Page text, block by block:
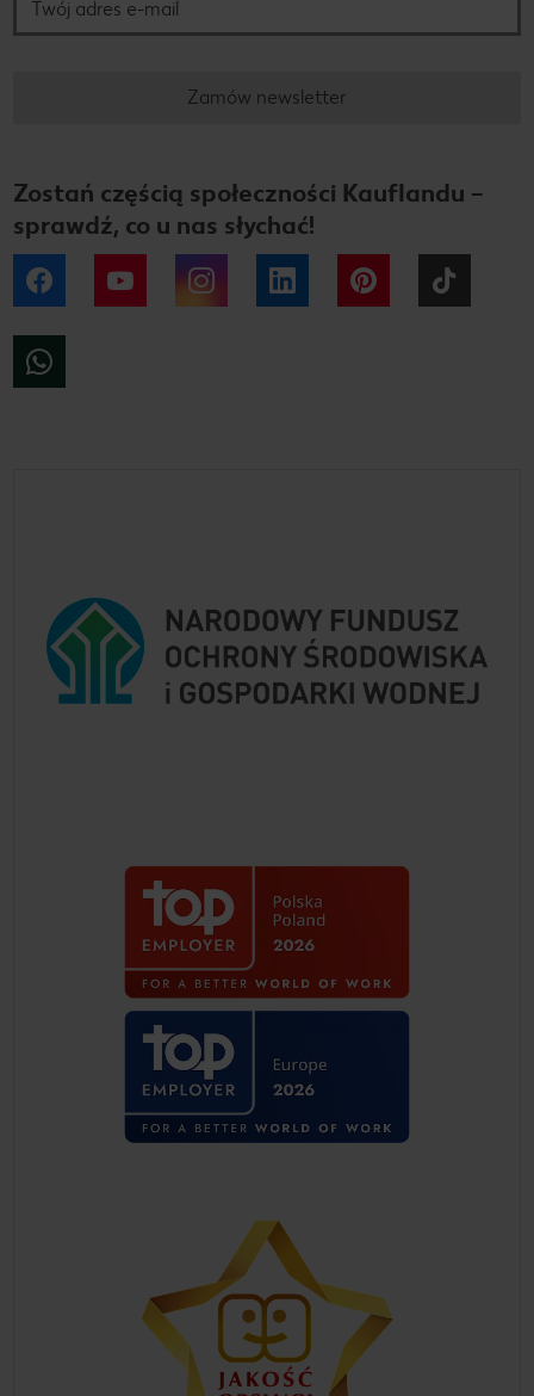
Zamów newsletter
Zostań częścią społeczności Kauflandu –
sprawdź, co u nas słychać!
Facebook YouTube Instagram LinkedIn Pinterest